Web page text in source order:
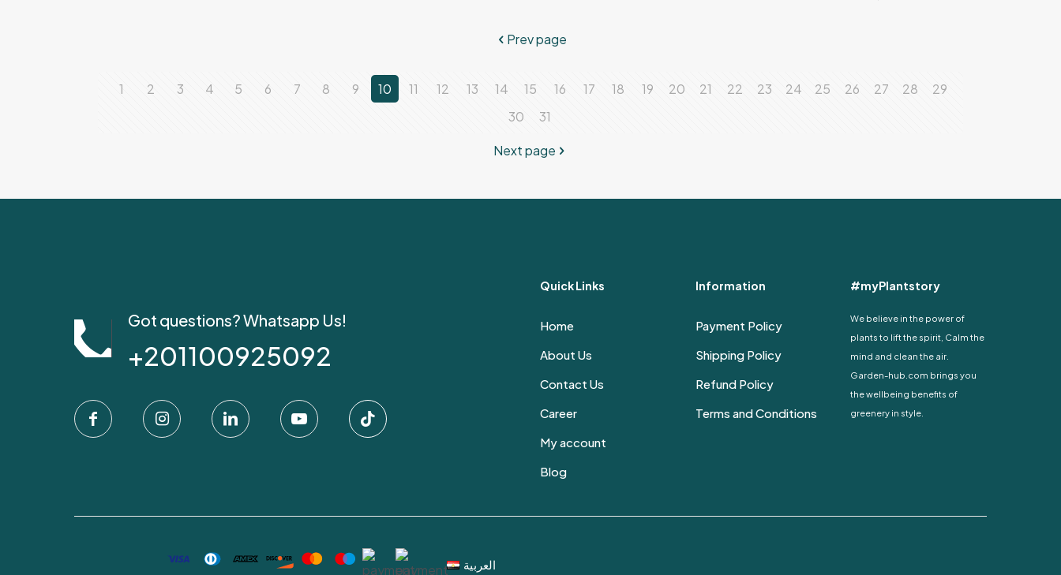
Prev page
1 2 3 4 5 6 7 8 9 10 11 12 13 14 15 16 17 18 19 20 21 22 23 24 25 26 27 28
29
30
31
Next page
Got questions? Whatsapp Us!
+201100925092
Quick Links
Home
About Us
Contact Us
Career
My account
Blog
Information
Payment Policy
Shipping Policy
Refund Policy
Terms and Conditions
#myPlantstory
We believe in the power of
plants to lift the spirit, Calm the
mind and clean the air.
Garden-hub.com brings you
the wellbeing benefits of
greenery in style.
العربية